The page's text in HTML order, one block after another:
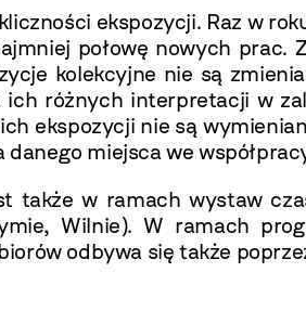
ekspozycji. Raz w
połowę nowych
kolekcyjne nie są
ich różnych interpretacji w
ekspozycji nie są
danego miejsca we
także w ramach wystaw
Wilnie). W ramach
odbywa się także